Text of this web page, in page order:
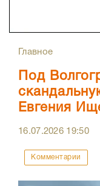
Главное
Под
Евгения
16.07.2026 19:50
Комментарии